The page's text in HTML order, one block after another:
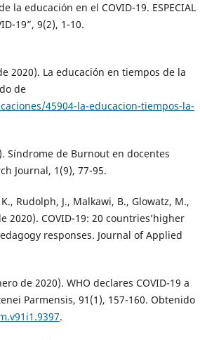
la educación en el COVID-19. ESPECIAL
19”, 9(2), 1-10.
2020). La educación en tiempos de la
de
45904-la-educacion-tiempos-la-
Síndrome de Burnout en docentes
Journal, 1(9), 77-95.
Rudolph, J., Malkawi, B., Glowatz, M.,
2020). COVID-19: 20 countries’higher
responses. Journal of Applied
de 2020). WHO declares COVID-19 a
Parmensis, 91(1), 157-160. Obtenido
.